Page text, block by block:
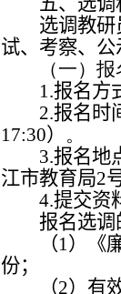
选调教研
试、考察、公
（一）
1.报名方
2.报名时
17:30） 。
3.报名地
江市教育局2
4.提交资
报名选
（1）《
份；
（2）有